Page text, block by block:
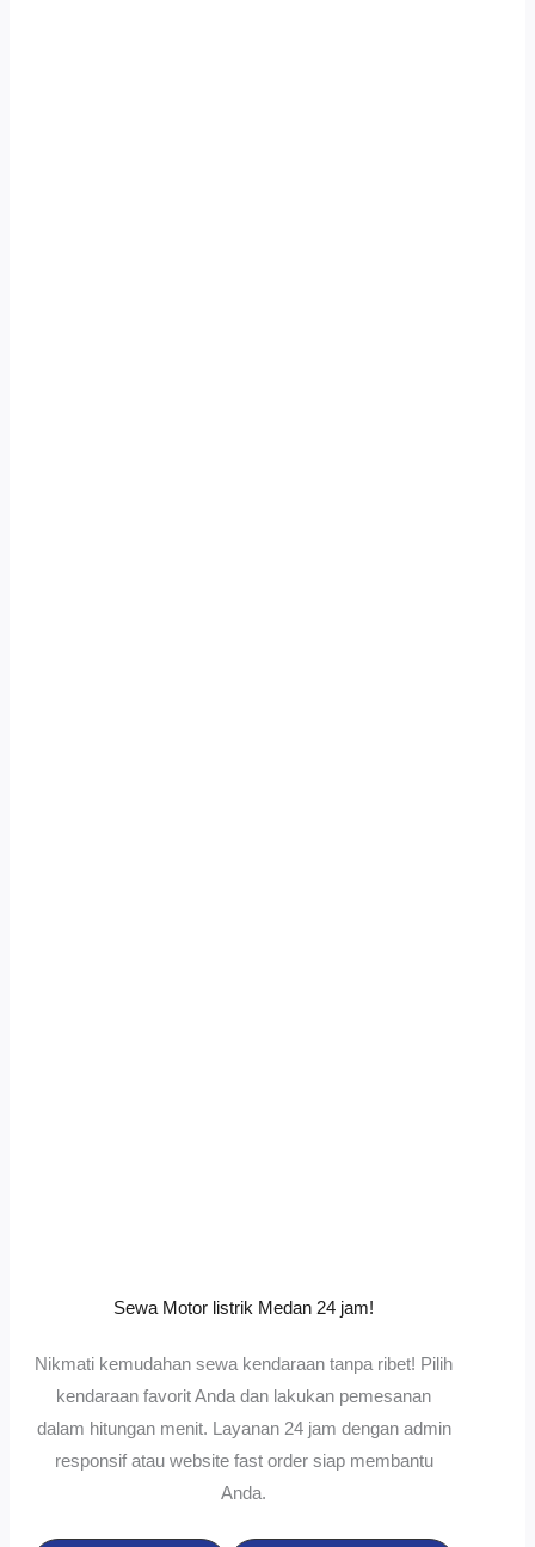
Sewa Motor listrik Medan 24 jam!
Nikmati kemudahan sewa kendaraan tanpa ribet! Pilih
kendaraan favorit Anda dan lakukan pemesanan
dalam hitungan menit. Layanan 24 jam dengan admin
responsif atau website fast order siap membantu
Anda.